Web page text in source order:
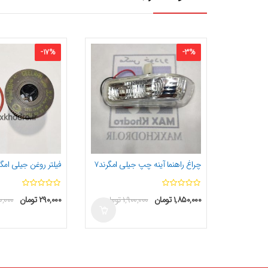
-3%
چراغ راهنما آینه چپ جیلی امگرند۷
۱,۹۰۰,۰۰۰تومان ۱,۸۵۰,۰۰۰تومان
-17%
فیلتر روغن جیلی امگرند۷
۲۹۰,۰۰۰تومان